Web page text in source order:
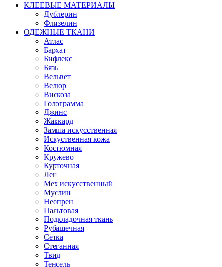
КЛЕЕВЫЕ МАТЕРИАЛЫ
Дублерин
Флизелин
ОДЕЖНЫЕ ТКАНИ
Атлас
Бархат
Бифлекс
Бязь
Вельвет
Велюр
Вискоза
Голограмма
Джинс
Жаккард
Замша искусственная
Искуственная кожа
Костюмная
Кружево
Курточная
Лен
Мех искусственный
Муслин
Неопрен
Пальтовая
Подкладочная ткань
Рубашечная
Сетка
Стеганная
Твид
Тенсель